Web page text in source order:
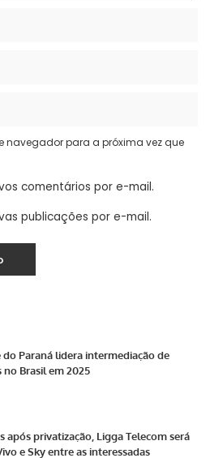
navegador para a próxima vez que
comentários por e-mail.
publicações por e-mail.
do Paraná lidera intermediação de
no Brasil em 2025
após privatização, Ligga Telecom será
e Sky entre as interessadas